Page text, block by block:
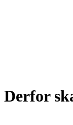
Derfor